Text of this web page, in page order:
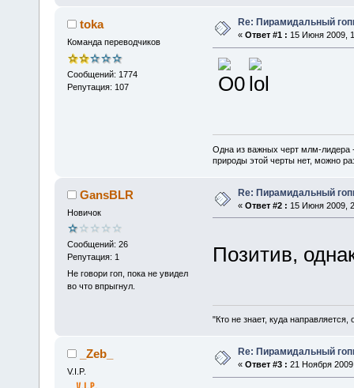
toka
Команда переводчиков
Сообщений: 1774
Репутация: 107
Re: Пирамидальный
« Ответ #1 : 15 Июня 2009,
Одна из важных черт млм-лидера
природы этой черты нет, можно
GansBLR
Новичок
Сообщений: 26
Репутация: 1
Не говори гоп, пока не увидел
во что впрыгнул.
Re: Пирамидальный
« Ответ #2 : 15 Июня 2009,
Позитив,
"Кто не знает, куда
_Zeb_
V.I.P.
Re: Пирамидальный
« Ответ #3 : 21 Ноября